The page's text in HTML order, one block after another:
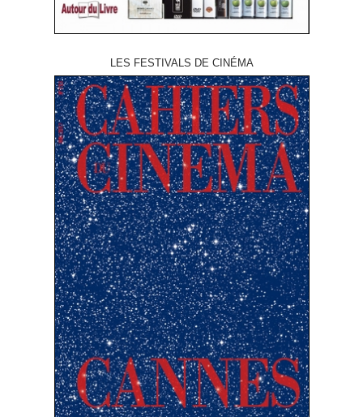
LES FESTIVALS DE CINÉMA